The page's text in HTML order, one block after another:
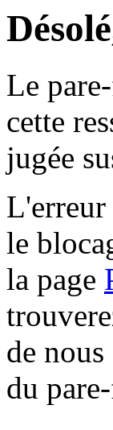
Le
cette
jugée
L'erreur
le
la page
de
du